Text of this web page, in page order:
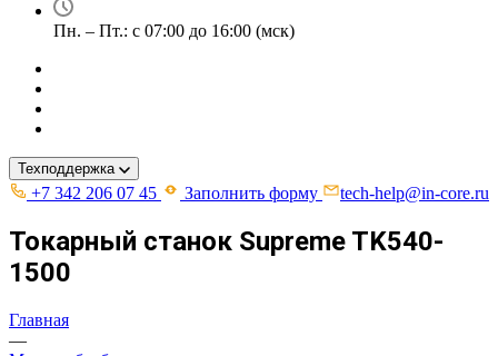
Пн. – Пт.: с 07:00 до 16:00 (мск)
Техподдержка
+7 342 206 07 45 Заполнить форму tech-help@in-core.ru
Токарный станок Supreme TK540-
1500
Главная
—